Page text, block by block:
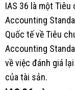
IAS 36 là một Tiêu
Accounting
Quốc tế về Tiêu
Accounting
về việc đánh giá
của tài sản.